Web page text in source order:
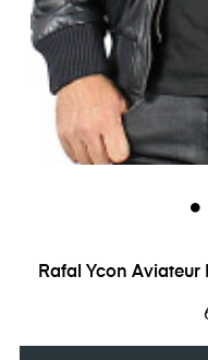
Rafal Ycon Aviateur